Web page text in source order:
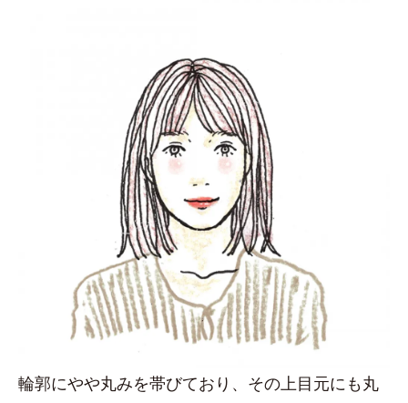
輪郭にやや丸みを帯びており、その上目元にも丸